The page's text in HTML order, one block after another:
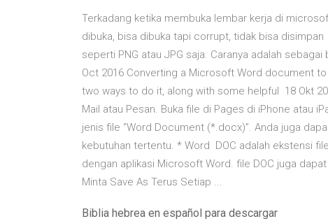
Terkadang ketika membuka lembar kerja di
dibuka, bisa dibuka tapi corrupt, tidak bisa
seperti PNG atau JPG saja. Caranya adalah
Oct 2016 Converting a Microsoft Word document
two ways to do it, along with some helpful 18 Okt
Mail atau Pesan. Buka file di Pages di iPhone atau
jenis file “Word Document (*.docx)”. Anda juga
kebutuhan tertentu. * Word DOC adalah ekstensi
dengan aplikasi Microsoft Word. file DOC juga
Minta Save As Terus Setiap ...
Biblia hebrea en español para descargar